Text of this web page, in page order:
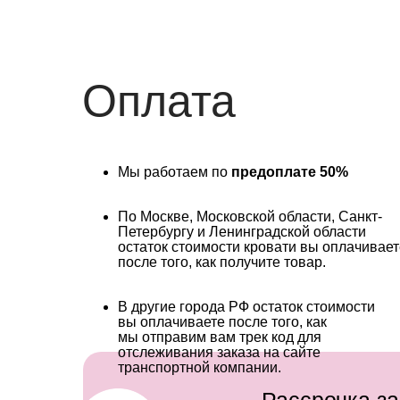
Мы работаем по предоплате 50%
По Москве, Московской области, Санкт-
Петербургу и Ленинградской области
остаток стоимости кровати вы
после того, как получите товар.
В другие города РФ остаток стоимости
вы оплачиваете после того, как
мы отправим вам трек код для
отслеживания заказа на сайте
транспортной компании.
Оплата